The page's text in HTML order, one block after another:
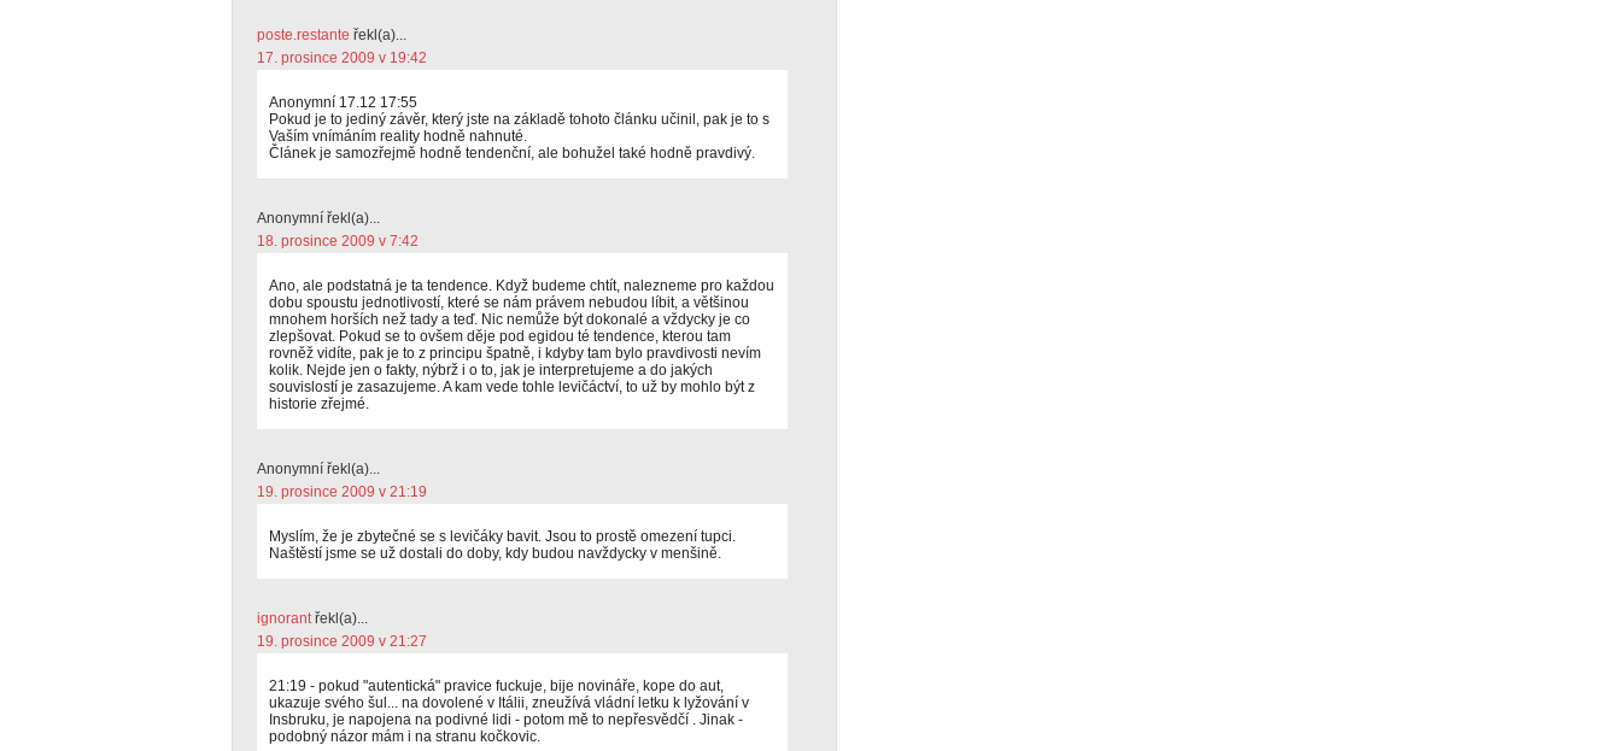
poste.restante řekl(a)...
17. prosince 2009 v 19:42
Anonymní 17.12 17:55
Pokud je to jediný závěr, který jste na základě tohoto článku učinil, pak je to s
Vaším vnímáním reality hodně nahnuté.
Článek je samozřejmě hodně tendenční, ale bohužel také hodně pravdivý.
Anonymní řekl(a)...
18. prosince 2009 v 7:42
Ano, ale podstatná je ta tendence. Když budeme chtít, nalezneme pro každou
dobu spoustu jednotlivostí, které se nám právem nebudou líbit, a většinou
mnohem horších než tady a teď. Nic nemůže být dokonalé a vždycky je co
zlepšovat. Pokud se to ovšem děje pod egidou té tendence, kterou tam
rovněž vidíte, pak je to z principu špatně, i kdyby tam bylo pravdivosti nevím
kolik. Nejde jen o fakty, nýbrž i o to, jak je interpretujeme a do jakých
souvislostí je zasazujeme. A kam vede tohle levičáctví, to už by mohlo být z
historie zřejmé.
Anonymní řekl(a)...
19. prosince 2009 v 21:19
Myslím, že je zbytečné se s levičáky bavit. Jsou to prostě omezení tupci.
Naštěstí jsme se už dostali do doby, kdy budou navždycky v menšině.
ignorantřekl(a)...
19. prosince 2009 v 21:27
21:19 - pokud "autentická" pravice fuckuje, bije novináře, kope do aut,
ukazuje svého šul... na dovolené v Itálii, zneužívá vládní letku k lyžování v
Insbruku, je napojena na podivné lidi - potom mě to nepřesvědčí . Jinak -
podobný názor mám i na stranu kočkovic.